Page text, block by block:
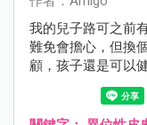
我的兒子路可之前
難免會擔心，但換
顧，孩子還是可以